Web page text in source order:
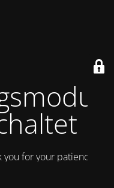
for your patience!